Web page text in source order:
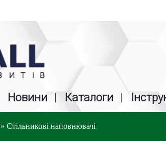
Новини Каталоги
» Стільникові наповнювачі